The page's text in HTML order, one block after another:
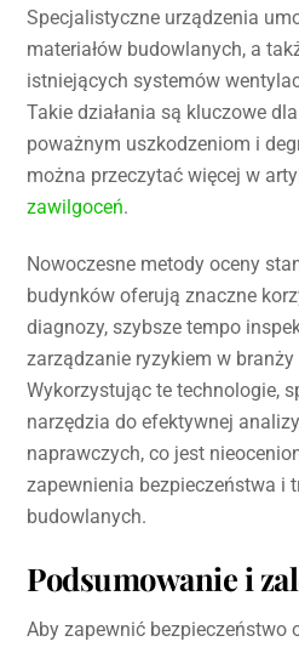
Specjalistyczne urządzenia
materiałów budowlanych, a
istniejących systemów
Takie działania są kluczowe
poważnym uszkodzeniom i
można przeczytać więcej w
zawilgoceń.
Nowoczesne metody oceny
budynków oferują znaczne
diagnozy, szybsze tempo
zarządzanie ryzykiem w
Wykorzystując te technologie,
narzędzia do efektywnej
naprawczych, co jest
zapewnienia bezpieczeństwa i
budowlanych.
Podsumowanie i
Aby zapewnić bezpieczeństwo